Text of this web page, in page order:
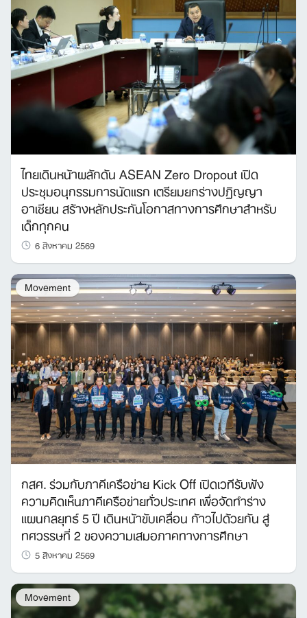
ไทยเดินหน้าผลักดัน ASEAN Zero Dropout เปิด
ประชุมอนุกรรมการนัดแรก เตรียมยกร่างปฏิญญา
อาเซียน สร้างหลักประกันโอกาสทางการศึกษาสำหรับ
เด็กทุกคน
6 สิงหาคม 2569
Movement
กสศ. ร่วมกับภาคีเครือข่าย Kick Off เปิดเวทีรับฟัง
ความคิดเห็นภาคีเครือข่ายทั่วประเทศ เพื่อจัดทำร่าง
แผนกลยุทธ์ 5 ปี เดินหน้าขับเคลื่อน ก้าวไปด้วยกัน สู่
ทศวรรษที่ 2 ของความเสมอภาคทางการศึกษา
5 สิงหาคม 2569
Movement